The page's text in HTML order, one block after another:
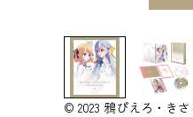
© 2023 鴉ぴえろ・き